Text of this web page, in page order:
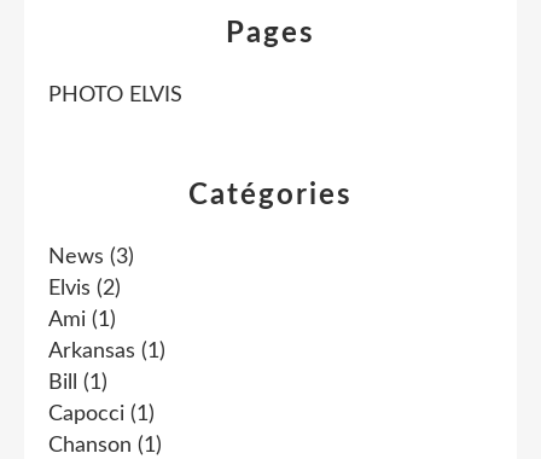
Catégories
News (3)
Elvis (2)
Ami (1)
Arkansas (1)
Bill
(1)
Capocci (1)
Chanson (1)
Pages
PHOTO ELVIS